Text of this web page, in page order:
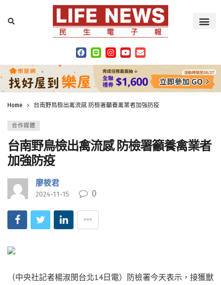
Home 台南野鳥檢出禽流感 防檢署籲養禽業者加強防疫
合作媒體
台南野鳥檢出禽流感 防檢署籲養禽業者
加強防疫
廖筱君
2024-11-15 0
（中央社記者楊淑閔台北14日電）防檢署今天表示，接獲獸